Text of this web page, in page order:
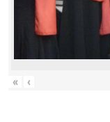
« ‹